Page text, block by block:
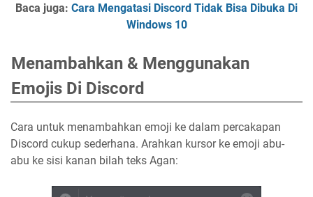
Baca juga: Cara Mengatasi Discord Tidak Bisa Dibuka Di
Windows 10
Menambahkan & Menggunakan
Emojis Di Discord
Cara untuk menambahkan emoji ke dalam percakapan
Discord cukup sederhana. Arahkan kursor ke emoji abu-
abu ke sisi kanan bilah teks Agan: